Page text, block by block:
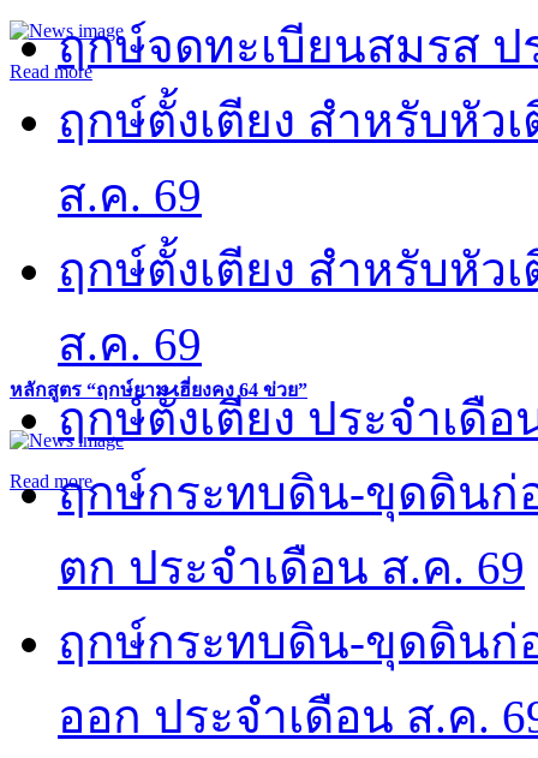
Read more
หลักสูตร “ฤกษ์ยาม เฮี่ยงคง 64 ข่วย”
Read more
ฤกษ์จดทะเบียนสมรส ป
ฤกษ์ตั้งเตียง สำหรับหัว
ส.ค. 69
ฤกษ์ตั้งเตียง สำหรับหัว
ส.ค. 69
ฤกษ์ตั้งเตียง ประจำเดือ
ฤกษ์กระทบดิน-ขุดดินก่
ตก ประจำเดือน ส.ค. 69
ฤกษ์กระทบดิน-ขุดดินก่
ออก ประจำเดือน ส.ค.